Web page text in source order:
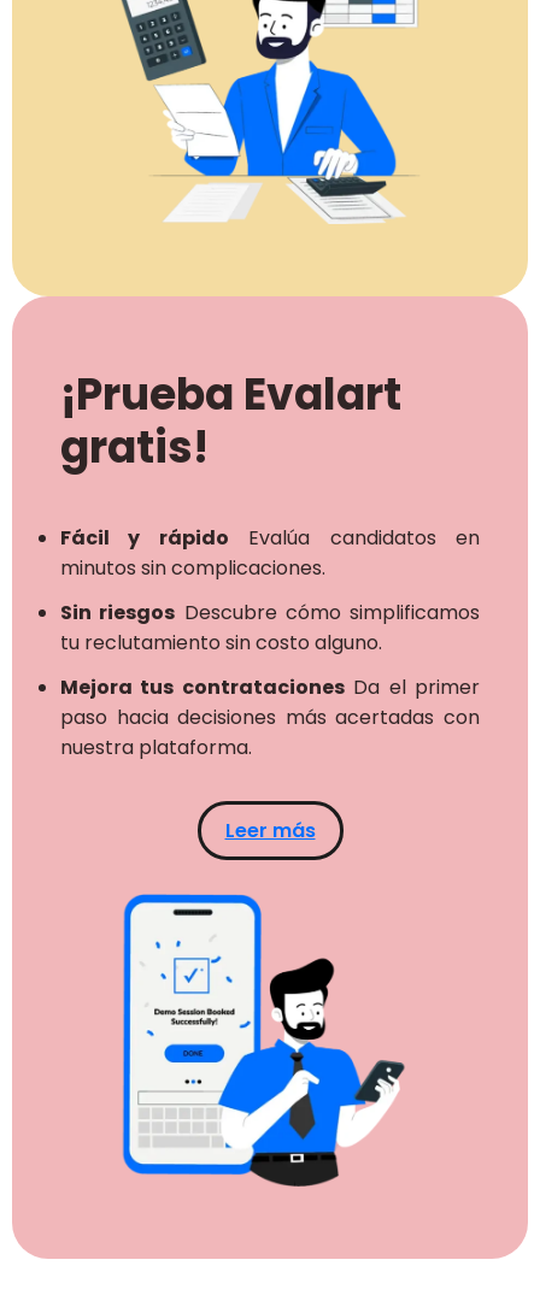
¡Prueba Evalart
gratis!
Fácil y rápido Evalúa candidatos en
minutos sin complicaciones.
Sin riesgos Descubre cómo simplificamos
tu reclutamiento sin costo alguno.
Mejora tus contratacionesDa el primer
paso hacia decisiones más acertadas con
nuestra plataforma.
Leer más